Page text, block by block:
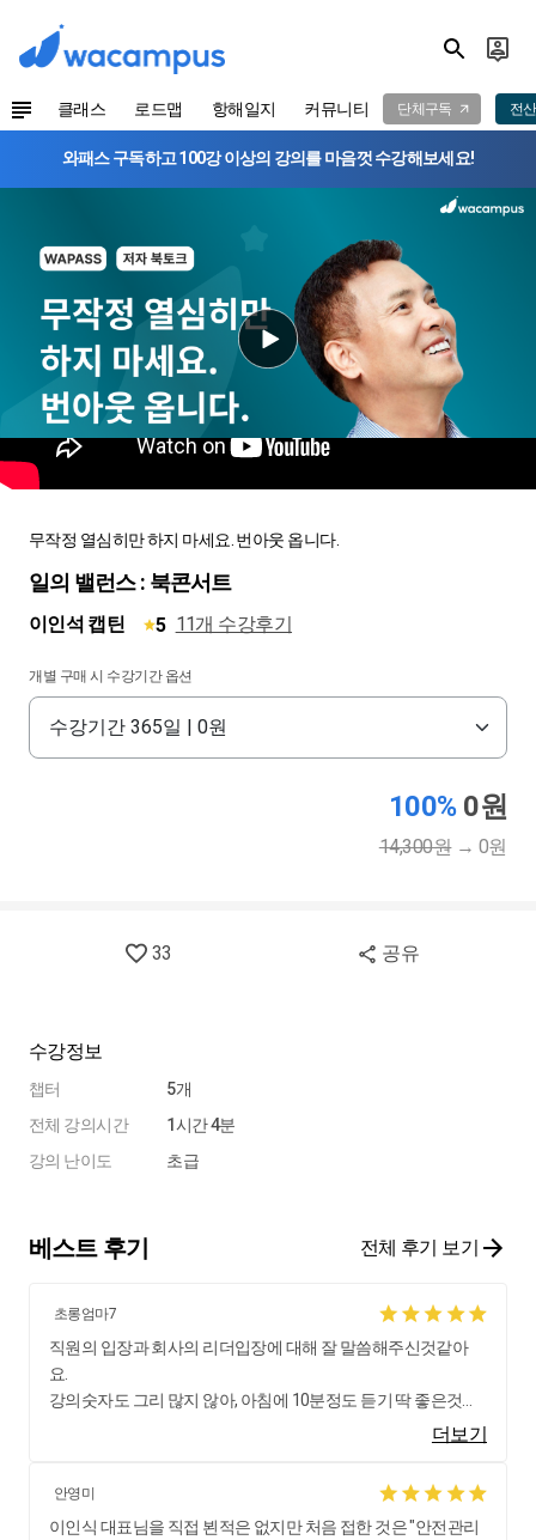
클래스 로드맵 항해일지 커뮤니티 단체구독 전
와패스 구독하고 100강 이상의 강의를 마음껏 수강해보세요!
무작정 열심히만 하지 마세요. 번아웃 옵니다.
일의 밸런스 : 북콘서트
이인석 캡틴 5 11개 수강후기
개별 구매 시 수강기간 옵션
100% 0원
14,300원→ 0원
33 공유
수강정보
챕터
전체 강의시간
강의 난이도
5개
1시간 4분
초급
베스트 후기 전체 후기 보기
초롱엄마7
직원의 입장과 회사의 리더입장에 대해 잘 말씀해주신것같아
요.
강의숫자도 그리 많지 않아, 아침에 10분정도 듣기 딱 좋은것같
더보기
안영미
이인식 대표님을 직접 뵌적은 없지만 처음 접한 것은 "안전관리